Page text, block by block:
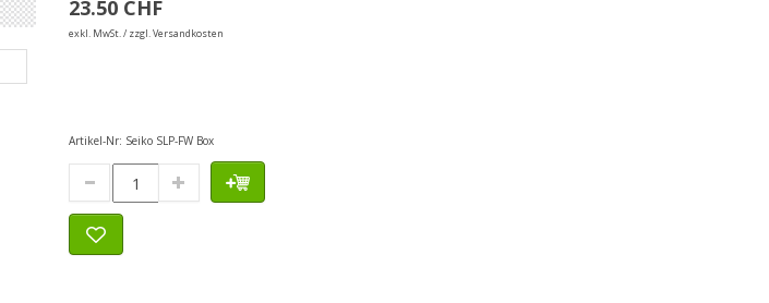
23.50 CHF
exkl. MwSt. / zzgl. Versandkosten
Artikel-Nr: Seiko SLP-FW Box